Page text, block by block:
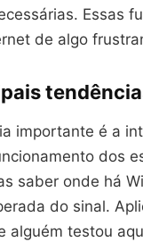
Essas
de algo
importante é a
dos
saber onde há
do sinal.
alguém testou